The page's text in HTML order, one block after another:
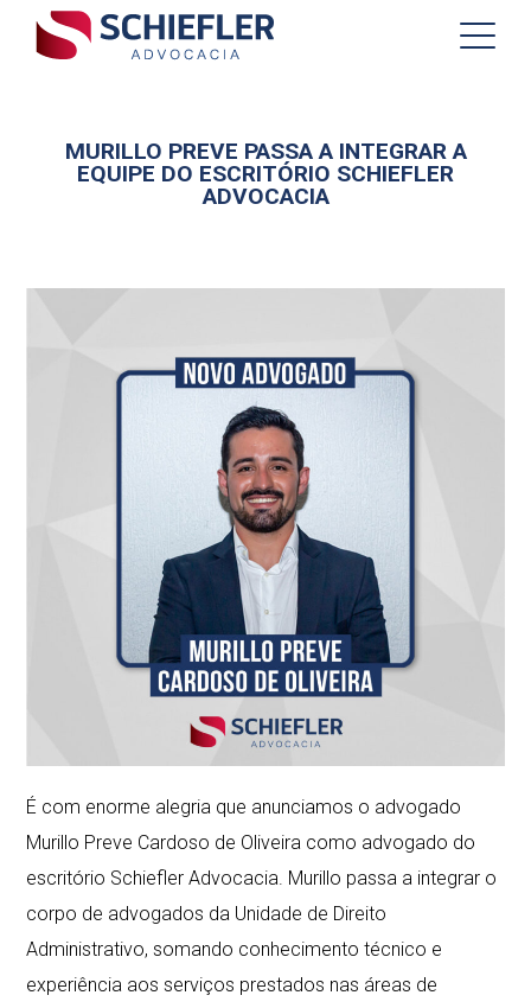
MURILLO PREVE PASSA A INTEGRAR A
EQUIPE DO ESCRITÓRIO SCHIEFLER
ADVOCACIA
É com enorme alegria que anunciamos o advogado
Murillo Preve Cardoso de Oliveira como advogado do
escritório Schiefler Advocacia. Murillo passa a integrar o
corpo de advogados da Unidade de Direito
Administrativo, somando conhecimento técnico e
experiência aos serviços prestados nas áreas de